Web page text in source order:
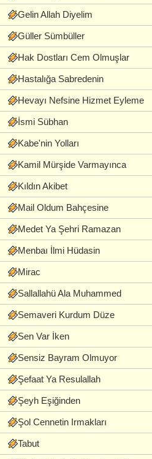
Gelin Allah Diyelim
Güller Sümbüller
Hak Dostları Cem Olmuşlar
Hastalığa Sabredenin
Hevayı Nefsine Hizmet Eyleme
İsmi Sübhan
Kabe'nin Yolları
Kamil Mürşide Varmayınca
Kıldın Akibet
Mail Oldum Bahçesine
Medet Ya Şehri Ramazan
Menbaı İlmi Hüdasin
Mirac
Sallallahü Ala Muhammed
Semaveri Kurdum Düze
Sen Var İken
Sensiz Bayram Olmuyor
Şefaat Ya Resulallah
Şeyh Eşiğinden
Şol Cennetin Irmakları
Tabut